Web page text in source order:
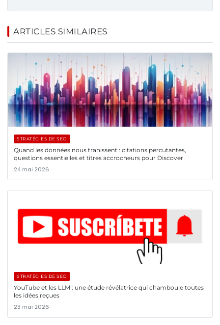
ARTICLES SIMILAIRES
STRATÉGIES DE SEO
Quand les données nous trahissent : citations percutantes,
questions essentielles et titres accrocheurs pour Discover
24 mai 2026
STRATÉGIES DE SEO
YouTube et les LLM : une étude révélatrice qui chamboule toutes
les idées reçues
23 mai 2026